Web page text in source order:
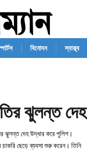
বিনোদন স্বাস্থ্য
ঝুলন্ত দেহ
ঝুলন্ত দেহ উদ্ধার করে পুলিশ।
ছেড়ে ব্যবসা শুরু করেন। তিনি